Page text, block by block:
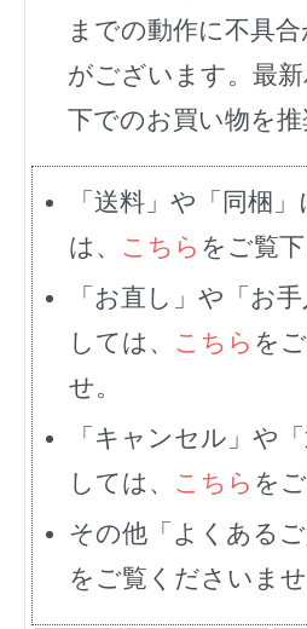
までの動作に不具
がございます。最
下でのお買い物を推
「送料」や「同梱
は、 こちら をご覧
「お直し」や「お
しては、 こちら を
せ。
「キャンセル」や
しては、 こちら を
その他「よくある
をご覧くださいませ